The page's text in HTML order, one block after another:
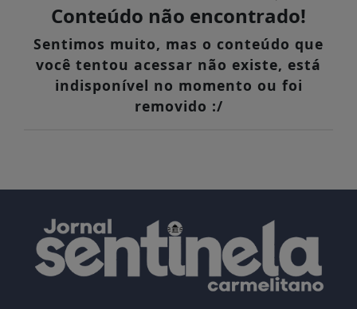
Conteúdo não encontrado!
Sentimos muito, mas o conteúdo que
você tentou acessar não existe, está
indisponível no momento ou foi
removido :/